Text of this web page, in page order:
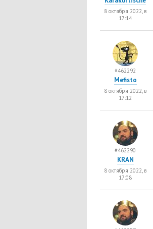
8 октября 2022, в
17:14
#462292
Mefisto
8 октября 2022, в
17:12
#462290
KRAN
8 октября 2022, в
17:08